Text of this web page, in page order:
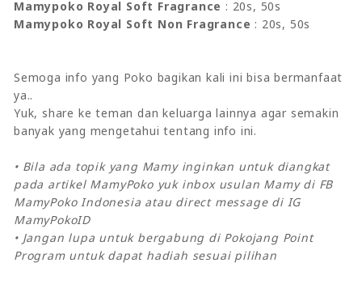
Mamypoko Royal Soft Fragrance : 20s, 50s
Mamypoko Royal Soft Non Fragrance : 20s, 50s
Semoga info yang Poko bagikan kali ini bisa bermanfaat
ya..
Yuk, share ke teman dan keluarga lainnya agar semakin
banyak yang mengetahui tentang info ini.
• Bila ada topik yang Mamy inginkan untuk diangkat
pada artikel MamyPoko yuk inbox usulan Mamy di FB
MamyPoko Indonesia atau direct message di IG
MamyPokoID
• Jangan lupa untuk bergabung di Pokojang Point
Program untuk dapat hadiah sesuai pilihan